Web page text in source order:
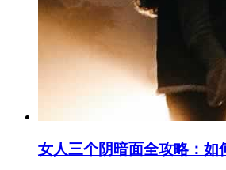
女人三个阴暗面全攻略：如